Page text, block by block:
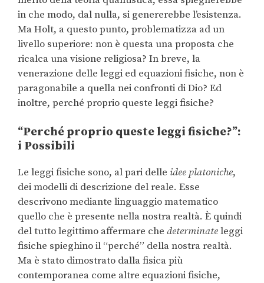
in che modo, dal nulla, si genererebbe l’esistenza.
Ma Holt, a questo punto, problematizza ad un
livello superiore: non è questa una proposta che
ricalca una visione religiosa? In breve, la
venerazione delle leggi ed equazioni fisiche, non è
paragonabile a quella nei confronti di Dio? Ed
inoltre, perché proprio queste leggi fisiche?
“Perché proprio queste leggi fisiche?”:
i Possibili
Le leggi fisiche sono, al pari delle idee platoniche,
dei modelli di descrizione del reale. Esse
descrivono mediante linguaggio matematico
quello che è presente nella nostra realtà. È quindi
del tutto legittimo affermare che determinateleggi
fisiche spieghino il “perché” della nostra realtà.
Ma è stato dimostrato dalla fisica più
contemporanea come altre equazioni fisiche,